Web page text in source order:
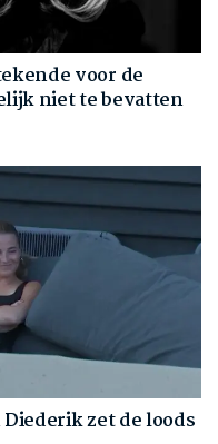
voor de
niet te bevatten
zet de loods